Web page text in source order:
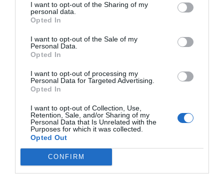
I want to opt-out of the Sharing of my
personal data.
Opted In
I want to opt-out of the Sale of my
Personal Data.
Opted In
I want to opt-out of processing my
Personal Data for Targeted Advertising.
Opted In
I want to opt-out of Collection, Use,
Retention, Sale, and/or Sharing of my
Personal Data that Is Unrelated with the
Purposes for which it was collected.
Opted Out
CONFIRM